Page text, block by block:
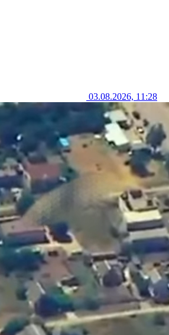
03.08.2026, 11:28